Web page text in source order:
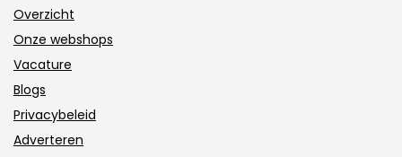
Overzicht
Onze webshops
Vacature
Blogs
Privacybeleid
Adverteren